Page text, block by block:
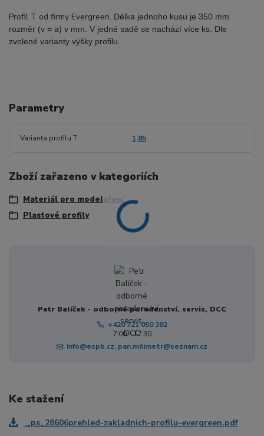
Profil T od firmy Evergreen. Délka jednoho kusu je 350 mm
rozměr (v = a) v mm. V jedné sadě se nachází více ks. Dle
zvolené varianty výšky profilu.
Parametry
Varianta profilu T 1,85
Zboží zařazeno v kategoriích
Materiál pro modelaření
Plastové profily
Petr Balíček - odborné poradenství, servis, DCC
+420 721 050 382
7:00 - 17:30
info@espb.cz, pan.milimetr@seznam.cz
Ke stažení
_ps_28606prehled-zakladnich-profilu-evergreen.pdf